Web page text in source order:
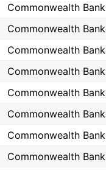
Commonwealth Bank
Commonwealth Bank
Commonwealth Bank
Commonwealth Bank
Commonwealth Bank
Commonwealth Bank
Commonwealth Bank
Commonwealth Bank